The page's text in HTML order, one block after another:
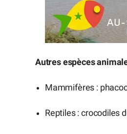
Autres espèces
Mammifères :
Reptiles : crocodiles